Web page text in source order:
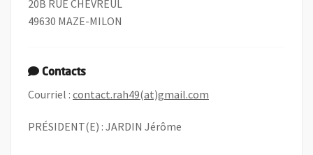
20B RUE CHEVREUL
49630 MAZE-MILON
Contacts
Courriel : contact.rah49(at)gmail.com
PRÉSIDENT(E) : JARDIN Jérôme